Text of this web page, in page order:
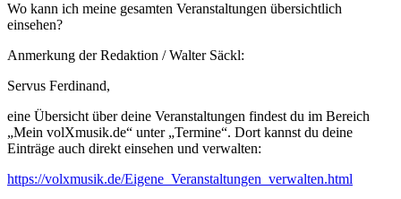
Wo kann ich meine gesamten Veranstaltungen übersichtlich
einsehen?
Anmerkung der Redaktion /Walter Säckl:
Servus Ferdinand,
eine Übersicht über deine Veranstaltungen findest du im Bereich
„Mein volXmusik.de“ unter „Termine“. Dort kannst du deine
Einträge auch direkt einsehen und verwalten:
https://volxmusik.de/Eigene_Veranstaltungen_verwalten.html